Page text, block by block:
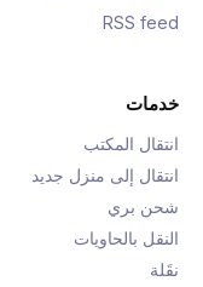
RSS feed
خدمات
انتقال المكتب
انتقال إلى منزل جديد
شحن بري
النقل بالحاويات
نقَلة